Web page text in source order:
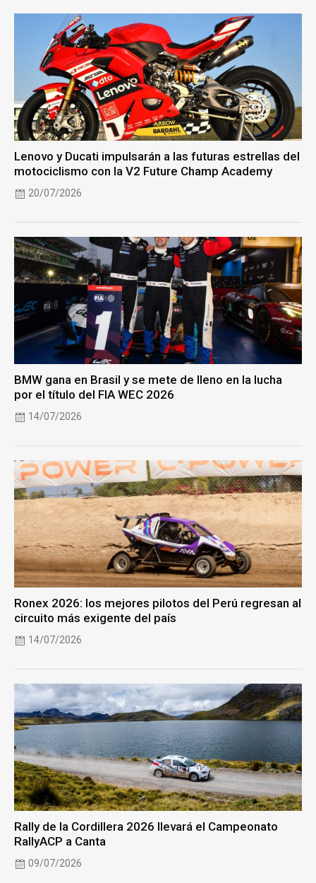
Lenovo y Ducati impulsarán a las futuras estrellas del
motociclismo con la V2 Future Champ Academy
20/07/2026
BMW gana en Brasil y se mete de lleno en la lucha
por el título del FIA WEC 2026
14/07/2026
Ronex 2026: los mejores pilotos del Perú regresan al
circuito más exigente del país
14/07/2026
Rally de la Cordillera 2026 llevará el Campeonato
RallyACP a Canta
09/07/2026